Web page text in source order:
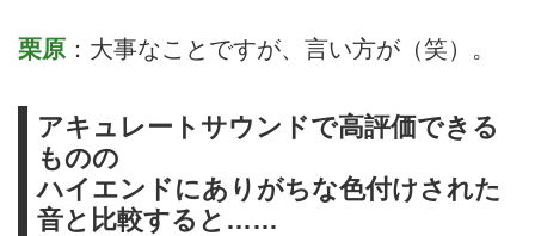
栗原 ：大事なことですが、言い方が（笑）。
アキュレートサウンドで高評価できる
ものの
ハイエンドにありがちな色付けされた
音と比較すると……